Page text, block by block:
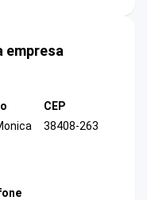
empresa
CEP
38408-263